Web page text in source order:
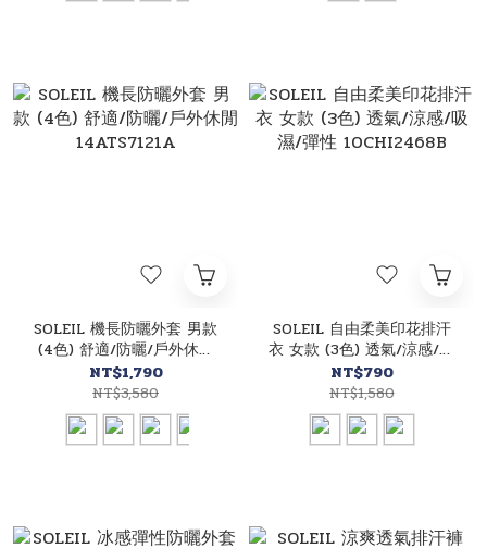
SOLEIL 機長防曬外套 男款
(4色) 舒適/防曬/戶外休閒
14ATS7121A
NT$1,790
NT$3,580
SOLEIL 自由柔美印花排汗
衣 女款 (3色) 透氣/涼感/吸
濕/彈性 10CHI2468B
NT$790
NT$1,580